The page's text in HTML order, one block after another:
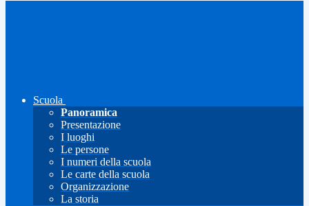
Scuola
Panoramica
Presentazione
I luoghi
Le persone
I numeri della scuola
Le carte della scuola
Organizzazione
La storia